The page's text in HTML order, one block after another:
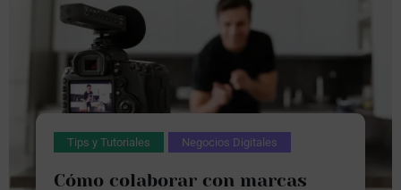
Tips y Tutoriales Negocios Digitales
Cómo colaborar con marcas